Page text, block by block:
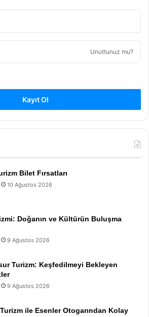
Unuttunuz mu?
Kayıt Ol
Bilet Fırsatları
10 Ağustos 2026
Doğanın ve Kültürün Buluşma
9 Ağustos 2026
Turizm: Keşfedilmeyi Bekleyen
9 Ağustos 2026
ile Esenler Otogarından Kolay